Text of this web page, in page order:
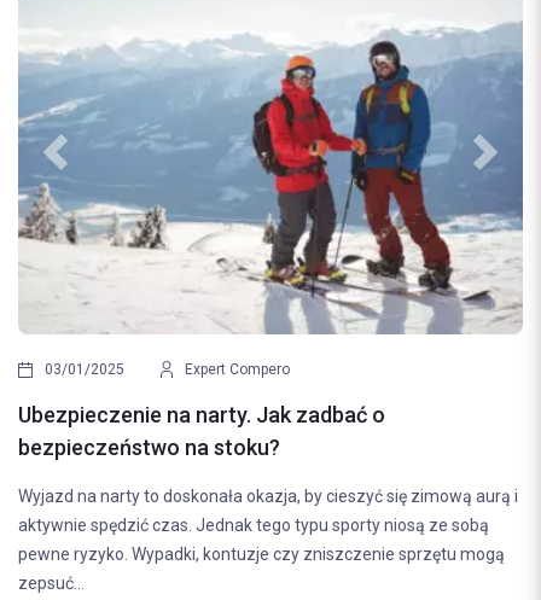
03/01/2025 Expert Compero
Ubezpieczenie na narty. Jak zadbać o
bezpieczeństwo na stoku?
Wyjazd na narty to doskonała okazja, by cieszyć się zimową aurą i
aktywnie spędzić czas. Jednak tego typu sporty niosą ze sobą
pewne ryzyko. Wypadki, kontuzje czy zniszczenie sprzętu mogą
zepsuć...
Previous Next